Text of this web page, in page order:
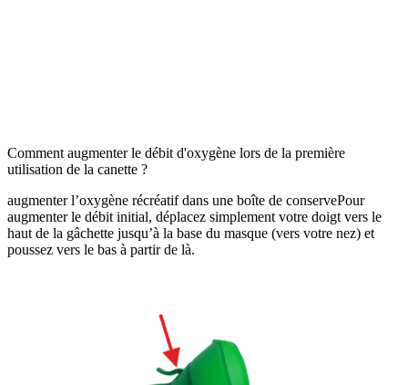
Comment augmenter le débit d'oxygène lors de la première
utilisation de la canette ?
augmenter l’oxygène récréatif dans une boîte de conservePour
augmenter le débit initial, déplacez simplement votre doigt vers le
haut de la gâchette jusqu’à la base du masque (vers votre nez) et
poussez vers le bas à partir de là.